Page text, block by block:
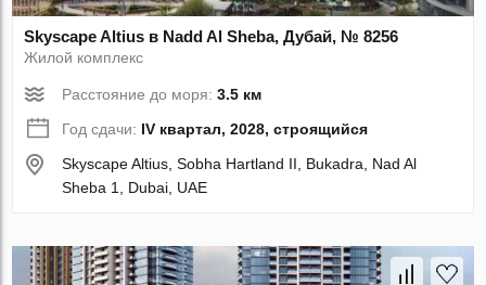
Skyscape Altius в Nadd Al Sheba, Дубай, № 8256
Жилой комплекс
Расстояние до моря:3.5 км
Год сдачи: IV квартал, 2028, строящийся
Skyscape Altius, Sobha Hartland II, Bukadra, Nad Al
Sheba 1, Dubai, UAE